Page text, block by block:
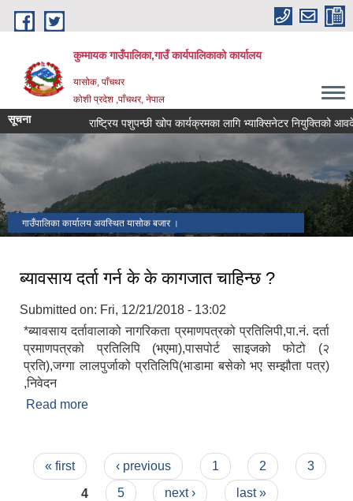
Skip to main content
कुम्मायक गाउँपालिका,गाउँ कार्यपालिकाको कार्यालय
यासोक, पाँचथर
कोशी प्रदेश ,पाँचथर, नेपाल
सूचना राष्ट्रिय पशुपन्छी खोप कार्यक्रमका लागि भ्याक्सिनेटर नियुक्तिको आवदेन
गाउँपालिका कार्यालय अवस्थित यासोक बजार ।
ब्यावसाय दर्ता गर्न के के कागजात चाहिन्छ ?
Submitted on: Fri, 12/21/2018 - 13:02
*ब्यावसाय दर्तावालाको नागरिकता प्रमाणपत्रको प्रतिलिपी,पा.नं. दर्ता
प्रमाणपत्रको प्रतिलिपि (भएमा),पासपोर्ट साइजको फोटो (२
प्रति),जग्गा लालपुर्जाको प्रतिलिपि(भाडामा बसेको भए सम्झौता पत्र)
,निवेदन
Read more
Pages
« first ‹ previous 1 2
3
4
5 next › last »